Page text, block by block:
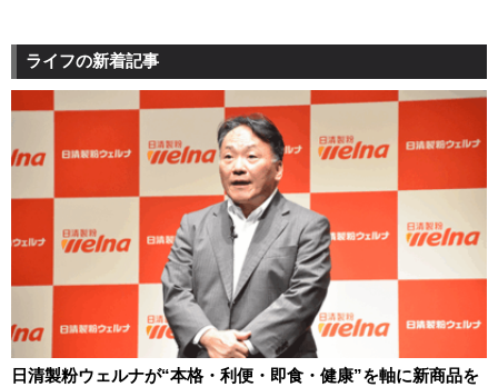
ライフの新着記事
日清製粉ウェルナが“本格・利便・即食・健康”を軸に新商品を